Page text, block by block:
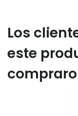
Los
este